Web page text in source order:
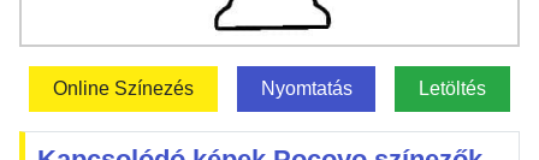
Online Színezés Nyomtatás Letöltés